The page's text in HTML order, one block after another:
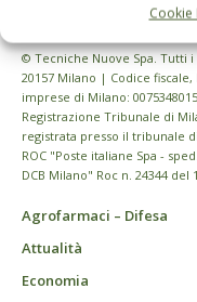
Cookie
© Tecniche Nuove Spa. Tutti
20157 Milano | Codice
imprese di Milano:
Registrazione Tribunale di
registrata presso il tribunale
ROC "Poste italiane Spa -
DCB Milano" Roc n. 24344 del
Agrofarmaci – Difesa
Attualità
Economia